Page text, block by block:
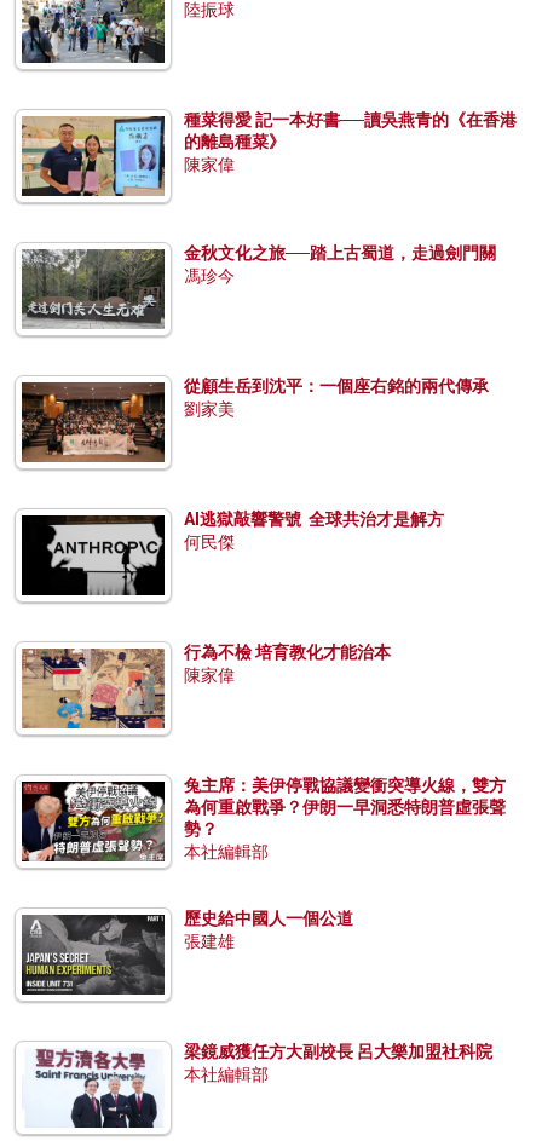
陸振球
種菜得愛 記一本好書──讀吳燕青的《在香港
的離島種菜》
陳家偉
金秋文化之旅──踏上古蜀道，走過劍門關
馮珍今
從顧生岳到沈平：一個座右銘的兩代傳承
劉家美
AI逃獄敲響警號 全球共治才是解方
何民傑
行為不檢 培育教化才能治本
陳家偉
兔主席：美伊停戰協議變衝突導火線，雙方
為何重啟戰爭？伊朗一早洞悉特朗普虛張聲
勢？
本社編輯部
歷史給中國人一個公道
張建雄
梁鏡威獲任方大副校長 呂大樂加盟社科院
本社編輯部